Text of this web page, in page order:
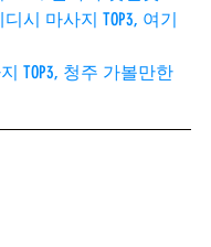
시 마사지 TOP3, 여기
TOP3, 청주 가볼만한